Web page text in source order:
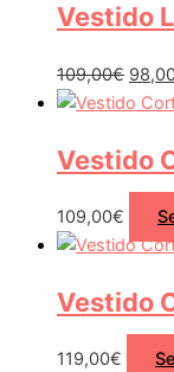
Vestido
109,00€
Vestido
109,00€
Vestido
119,00€